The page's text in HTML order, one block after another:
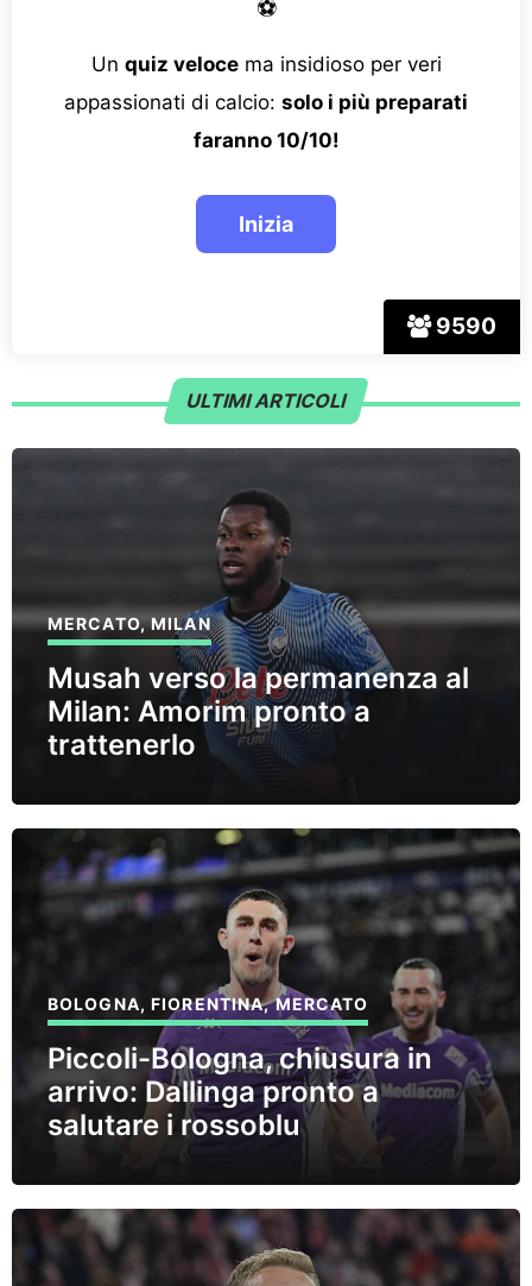
9590
⚽
Un quiz velocema insidioso per veri
appassionati di calcio: solo i più preparati
faranno 10/10!
ULTIMI ARTICOLI
MERCATO,MILAN
Musah verso la permanenza al
Milan: Amorim pronto a
trattenerlo
BOLOGNA,FIORENTINA,MERCATO
Piccoli-Bologna, chiusura in
arrivo: Dallinga pronto a
salutare i rossoblu